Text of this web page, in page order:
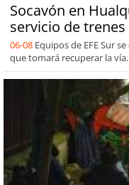
Socavón en
servicio de
06-08 Equipos de EFE Sur
que tomará recuperar la vía.